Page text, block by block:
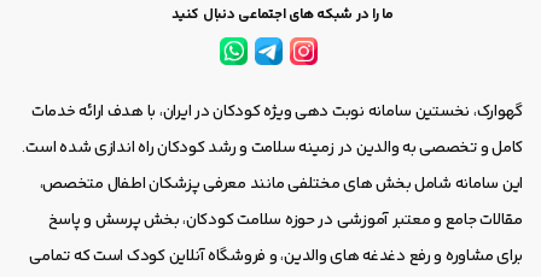
ما را در شبکه های اجتماعی دنبال کنید
گهوارک، نخستین سامانه نوبت دهی ویژه کودکان در ایران، با هدف ارائه خدمات
کامل و تخصصی به والدین در زمینه سلامت و رشد کودکان راه اندازی شده است.
این سامانه شامل بخش های مختلفی مانند معرفی پزشکان اطفال متخصص،
مقالات جامع و معتبر آموزشی در حوزه سلامت کودکان، بخش پرسش و پاسخ
برای مشاوره و رفع دغدغه های والدین، و فروشگاه آنلاین کودک است که تمامی